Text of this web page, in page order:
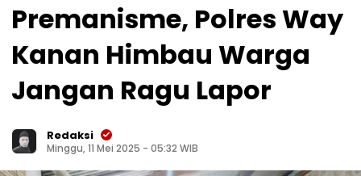
Premanisme, Polres Way
Kanan Himbau Warga
Jangan Ragu Lapor
Redaksi
Minggu, 11 Mei 2025 - 05:32 WIB